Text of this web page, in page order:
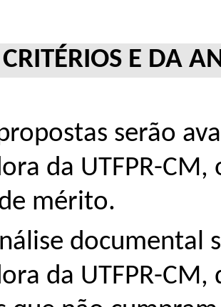
E DA
serão
da UTFPR-
mérito.
documental
da UTFPR-